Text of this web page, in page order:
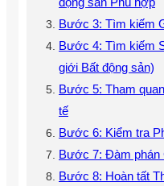
Bước 3: Tìm kiếm
Bước 4: Tìm kiếm
giới Bất động sản)
Bước 5: Tham
tế
Bước 6: Kiểm tra
Bước 7: Đàm phán
Bước 8: Hoàn tất